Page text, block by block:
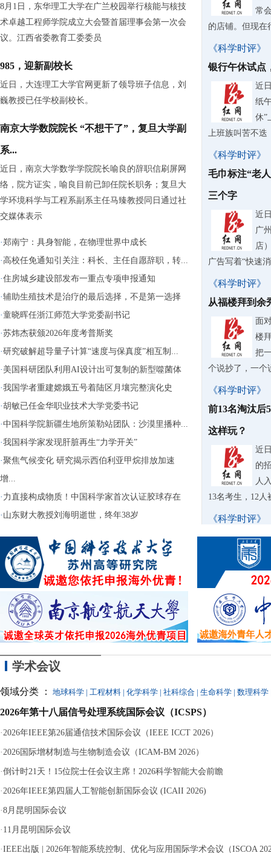
8月1日，东华理工大学在广兰校园举行核能与核技
术卓越工程师学院成立大会暨首届理事会第一次会
议。江西省委教育工委委员
985，迎新副校长
近日，大连理工大学官网更新了领导班子信息，刘
巍教授已任学校副校长。
南京大学数院院长 “不想干了”，复旦大学副
系...
近日，南京大学数学学院院长喻良的辞职信刷屏网
络，院方证实，喻良目前已卸任院长职务；复旦大
学环境科学与工程系副系主任马臻教授同日通过社
交媒体表示
·郑南宁：具身智能，在物理世界中成长
· 高校任免通知引关注：科长、主任自愿辞职，转...
·住房城乡建设部发布一重点专项申报通知
·辅助生殖技术是治疗的最后选择，不是第一选择
·童晓晖任浙江师范大学党委副书记
·苏炜杰获颁2026年度考普斯奖
·研究破解超导量子计算“速度与保真度”相互制...
· 美国科研团队利用AI设计出可复制的新型噬菌体
·我国学者重建嫦娥五号着陆区月壤完整演化史
·胡敏已任金华职业技术大学党委书记
·中国科学院新疆生地所策勒站团队：沙漠里播种...
·我国科学家发现肝脏再生“力学开关”
·聚焦气候变化 研究揭示西伯利亚甲烷排放加速
增...
· 力直接构成物质！中国科学家首次认证胶球存在
· 山东财大教授刘海明逝世，终年38岁
常
的店铺。但现在
《科学时评》
银行午休试点
近
纸
休”
上班族叫苦不迭
《科学时评》
毛巾标注“老
三个字
近
广
店
广告写着“快速
《科学时评》
从福楼拜到余
面
楼
把
个说抄了，一个
《科学时评》
前13名淘汰后
这样玩？
近
的
人
13名考生，12人
《科学时评》
苏泊尔AI擦边
据
牌
学术会议
领域分类 ： 地球科学 | 工程材料 | 化学科学 | 社科综合 | 生命科学 | 数理科学
2026年第十八届信号处理系统国际会议（ICSPS）
·2026年IEEE第26届通信技术国际会议（IEEE ICCT 2026）
·2026国际增材制造与生物制造会议（ICAM-BM 2026）
·倒计时21天！15位院士任会议主席！2026科学智能大会前瞻
·2026年IEEE第四届人工智能创新国际会议 (ICAII 2026)
·8月昆明国际会议
· 11月昆明国际会议
·IEEE出版 | 2026年智能系统控制、优化与应用国际学术会议（ISCOA